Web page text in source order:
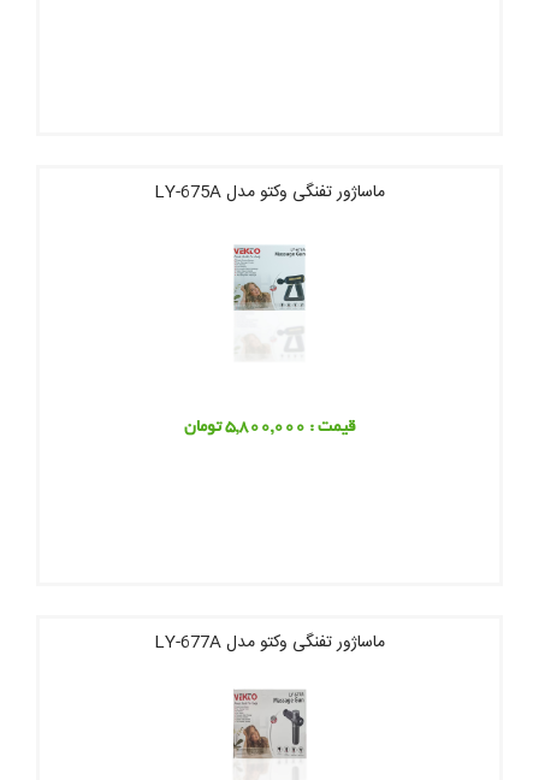
ماساژور تفنگی وکتو مدل LY-675A
قیمت : 5,800,000 تومان
ماساژور تفنگی وکتو مدل LY-677A